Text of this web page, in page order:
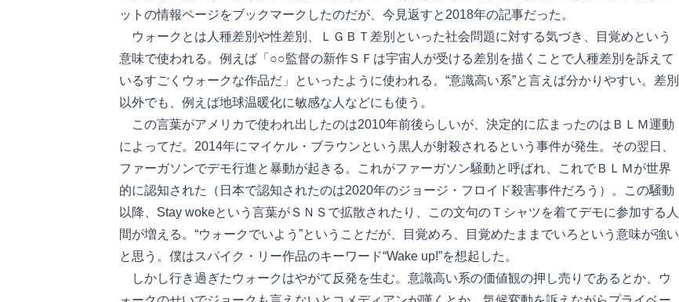
ットの情報ページをブックマークしたのだが、今見返すと2018年の記事だった。
ウォークとは人種差別や性差別、ＬＧＢＴ差別といった社会問題に対する気づき、目覚めという
意味で使われる。例えば「○○監督の新作ＳＦは宇宙人が受ける差別を描くことで人種差別を訴えて
いるすごくウォークな作品だ」といったように使われる。“意識高い系”と言えば分かりやすい。差別
以外でも、例えば地球温暖化に敏感な人などにも使う。
この言葉がアメリカで使われ出したのは2010年前後らしいが、決定的に広まったのはＢＬＭ運動
によってだ。2014年にマイケル・ブラウンという黒人が射殺されるという事件が発生。その翌日、
ファーガソンでデモ行進と暴動が起きる。これがファーガソン騒動と呼ばれ、これでＢＬＭが世界
的に認知された（日本で認知されたのは2020年のジョージ・フロイド殺害事件だろう）。この騒動
以降、Stay wokeという言葉がＳＮＳで拡散されたり、この文句のＴシャツを着てデモに参加する人
間が増える。“ウォークでいよう”ということだが、目覚めろ、目覚めたままでいろという意味が強い
と思う。僕はスパイク・リー作品のキーワード“Wake up!”を想起した。
しかし行き過ぎたウォークはやがて反発を生む。意識高い系の価値観の押し売りであるとか、ウ